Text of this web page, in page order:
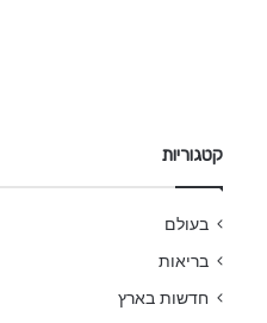
קטגוריות
בעולם
בריאות
חדשות בארץ